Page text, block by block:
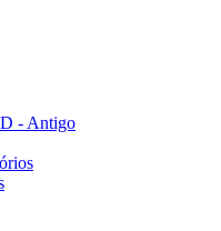
- Antigo